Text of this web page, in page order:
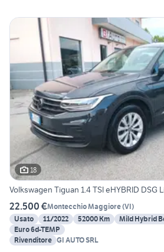
18
Volkswagen Tiguan 1.4 TSI eHYBRID DSG
22.500 €Montecchio Maggiore(VI)
Usato
11/2022 52000 Km Mild Hybrid
Euro 6d-TEMP
Rivenditore GI AUTO SRL